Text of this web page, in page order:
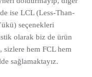
ise LCL (Less-Than-
seçenekleri
olarak biz de ürün
sizlere hem FCL hem
sağlamaktayız.